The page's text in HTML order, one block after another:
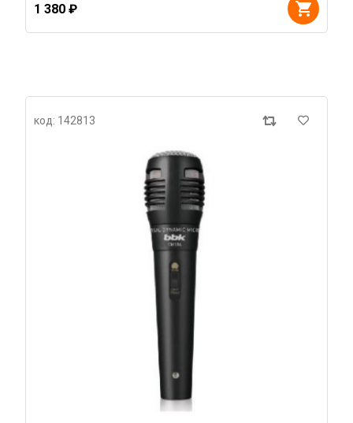
1 380 ₽
код: 142813